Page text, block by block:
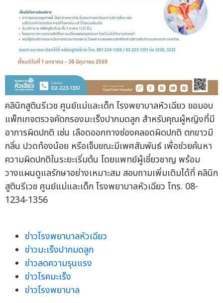
คลินิกสูตินรีเวช ศูนย์แม่และเด็ก โรงพยาบาลหัวเฉียว ขอมอบ
แพ็กเกจตรวจคัดกรองมะเร็งปากมดลูก สำหรับคุณผู้หญิงที่มี
อาการผิดปกติ เช่น เลือดออกทางช่องคลอดผิดปกติ ตกขาวมี
กลิ่น ปวดท้องน้อย หรือเจ็บขณะมีเพศสัมพันธ์ เพื่อช่วยค้นหา
ความผิดปกติในระยะเริ่มต้น โดยแพทย์ผู้เชี่ยวชาญ พร้อม
วางแผนดูแลรักษาอย่างเหมาะสม สอบถามเพิ่มเติมได้ที่ คลินิก
สูตินรีเวช ศูนย์แม่และเด็ก โรงพยาบาลหัวเฉียว โทร. 08-
1234-1356
ข่าวโรงพยาบาลหัวเฉียว
ข่าวมะเร็งปากมดลูก
ข่าวลดความรุนแรง
ข่าวโรคมะเร็ง
ข่าวโรงพยาบาล